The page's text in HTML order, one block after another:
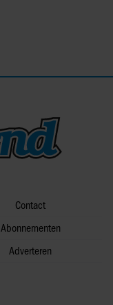
Contact
Abonnementen
Adverteren